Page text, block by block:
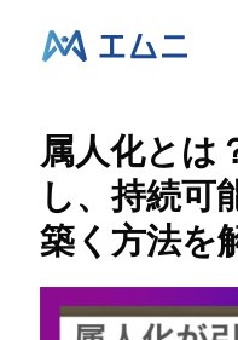
属人化とは
し、持続可
築く方法を